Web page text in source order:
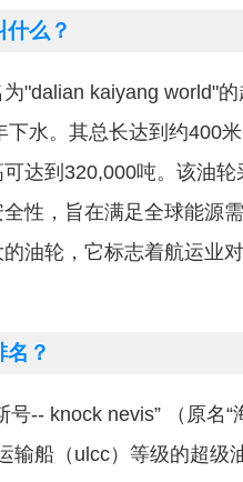
么？
"dalian kaiyang world"
下水。其总长达到约400
达到320,000吨。该油
性，旨在满足全球能源
油轮，它标志着航运业
？
号-- knock nevis” （原名
输船（ulcc）等级的超级